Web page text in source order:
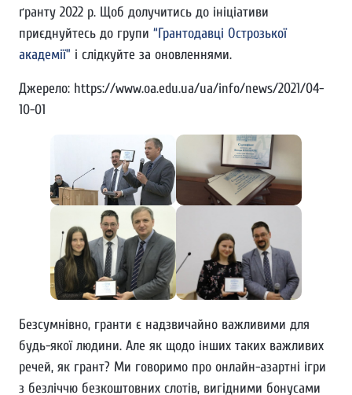
ґранту 2022 р. Щоб долучитись до ініціативи
приєднуйтесь до групи “Грантодавці Острозької
академії” і слідкуйте за оновленнями.
Джерело: https://www.oa.edu.ua/ua/info/news/2021/04-
10-01
Безсумнівно, гранти є надзвичайно важливими для
будь-якої людини. Але як щодо інших таких важливих
речей, як грант? Ми говоримо про онлайн-азартні ігри
з безліччю безкоштовних слотів, вигідними бонусами